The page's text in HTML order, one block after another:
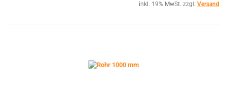
inkl. 19% MwSt. zzgl. Versand